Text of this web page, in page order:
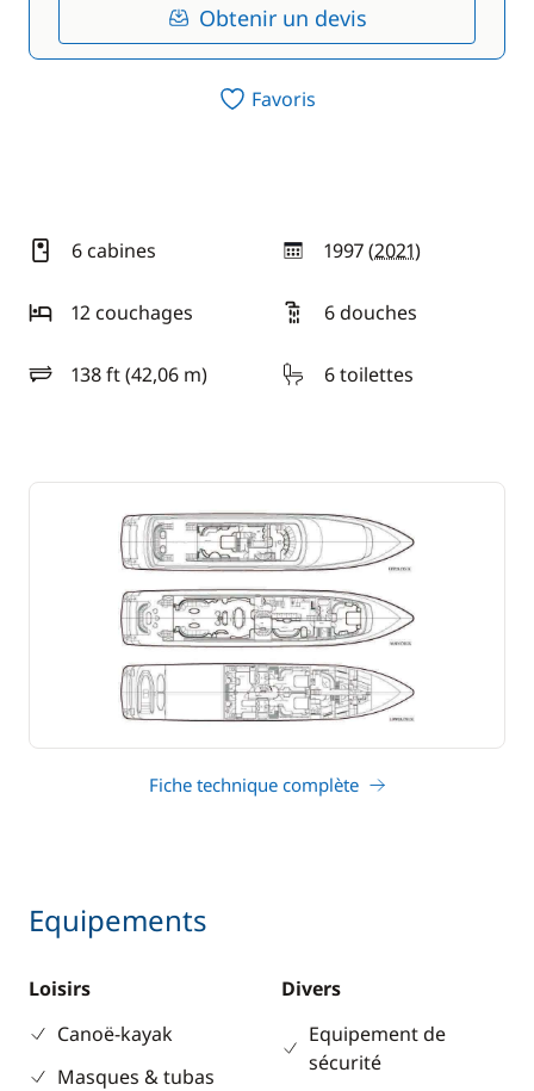
Obtenir un devis
Favoris
6 cabines 1997 (2021)
année
12 couchages
6 douches
138 ft (42,06 m)
longueur 6 toilettes
Fiche technique complète
Equipements
Loisirs
Canoë-kayak
Masques & tubas
Divers
Equipement de
sécurité